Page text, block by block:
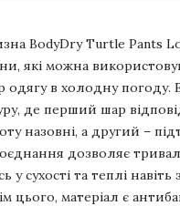
BodyDry Turtle Pants
які можна
в холодну погоду.
де перший шар
назовні, а другий –
дозволяє
сухості та теплі навіть
цього, матеріал є